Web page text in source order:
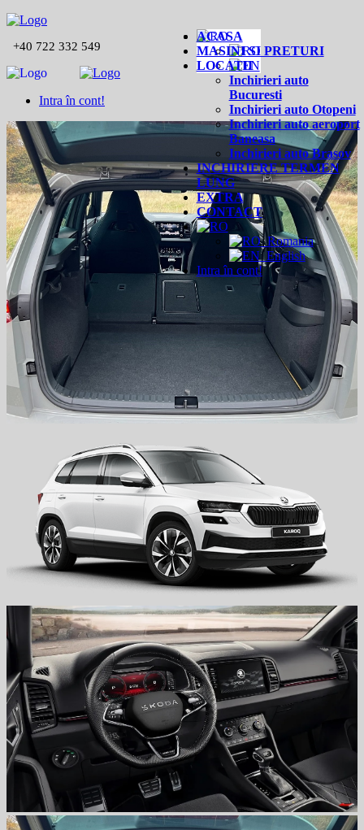
+40 722 332 549
ACASA
MASINI SI PRETURI
LOCATII
Inchirieri auto
Bucuresti
Inchirieri auto Otopeni
Inchirieri auto aeroport
Baneasa
Inchirieri auto Brasov
INCHIRIERE TERMEN
LUNG
EXTRA
CONTACT
Romania
English
Intra în cont!
Intra în cont!